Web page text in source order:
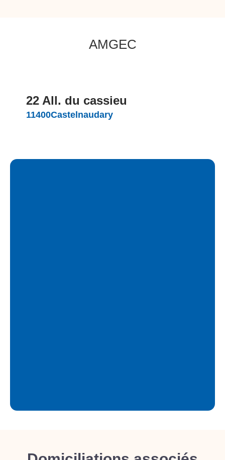
AMGEC
22 All. du cassieu
11400Castelnaudary